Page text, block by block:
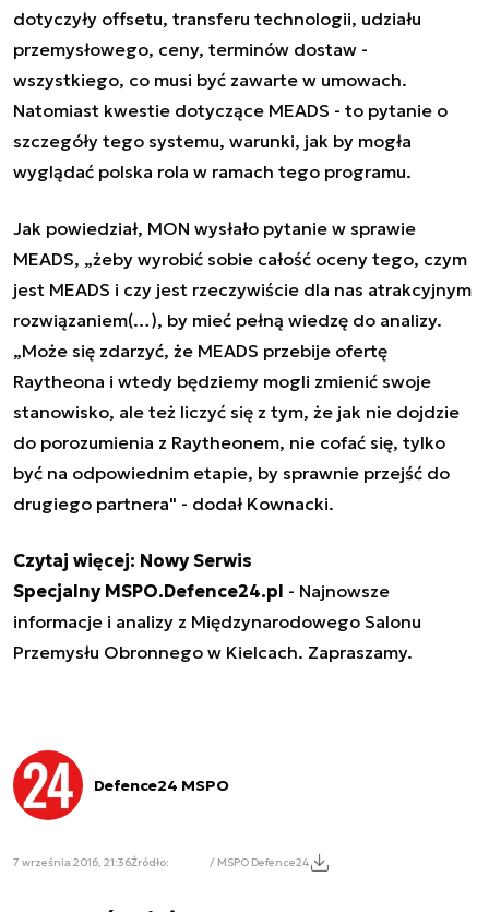
dotyczyły offsetu, transferu technologii, udziału
przemysłowego, ceny, terminów dostaw -
wszystkiego, co musi być zawarte w umowach.
Natomiast kwestie dotyczące MEADS - to pytanie o
szczegóły tego systemu, warunki, jak by mogła
wyglądać polska rola w ramach tego programu.
Jak powiedział, MON wysłało pytanie w sprawie
MEADS, „żeby wyrobić sobie całość oceny tego, czym
jest MEADS i czy jest rzeczywiście dla nas atrakcyjnym
rozwiązaniem(…), by mieć pełną wiedzę do analizy.
„Może się zdarzyć, że MEADS przebije ofertę
Raytheona i wtedy będziemy mogli zmienić swoje
stanowisko, ale też liczyć się z tym, że jak nie dojdzie
do porozumienia z Raytheonem, nie cofać się, tylko
być na odpowiednim etapie, by sprawnie przejść do
drugiego partnera" - dodał Kownacki.
Czytaj więcej: Nowy Serwis
Specjalny MSPO.Defence24.pl - Najnowsze
informacje i analizy z Międzynarodowego Salonu
Przemysłu Obronnego w Kielcach. Zapraszamy.
Defence24 MSPO
7 września 2016, 21:36Źródło: / MSPO Defence24